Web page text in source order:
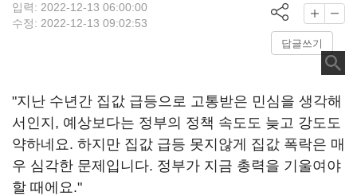
입력: 2022-12-13 06:00:00
수정: 2022-12-13 09:02:53
답글쓰기
"지난 수년간 집값 급등으로 고통받은 민심을 생각해
서인지, 예상보다는 정부의 정책 속도도 늦고 강도도
약하네요. 하지만 집값 급등 못지않게 집값 폭락은 매
우 심각한 문제입니다. 정부가 지금 총력을 기울여야
할 때에요."